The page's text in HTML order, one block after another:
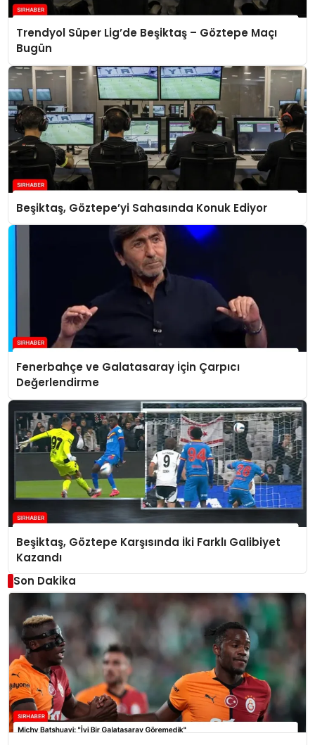
Trendyol Süper Lig’de Beşiktaş – Göztepe Maçı
Bugün
Beşiktaş, Göztepe’yi Sahasında Konuk Ediyor
Fenerbahçe ve Galatasaray İçin Çarpıcı
Değerlendirme
Beşiktaş, Göztepe Karşısında İki Farklı Galibiyet
Kazandı
Son Dakika